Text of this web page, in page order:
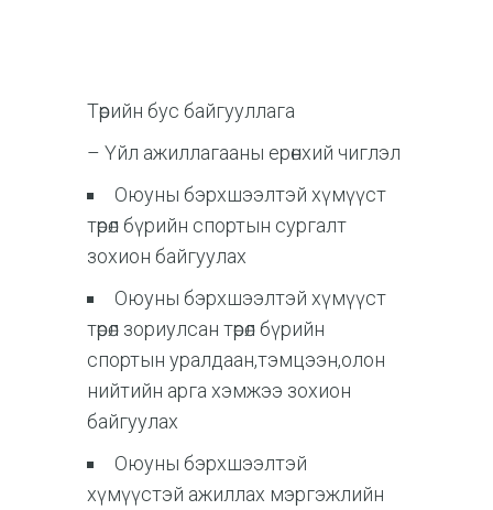
Төрийн бус байгууллага
– Үйл ажиллагааны ерөнхий чиглэл
Оюуны бэрхшээлтэй хүмүүст
төрөл бүрийн спортын сургалт
зохион байгуулах
Оюуны бэрхшээлтэй хүмүүст
төрөл зориулсан төрөл бүрийн
спортын уралдаан,тэмцээн,олон
нийтийн арга хэмжээ зохион
байгуулах
Оюуны бэрхшээлтэй
хүмүүстэй ажиллах мэргэжлийн